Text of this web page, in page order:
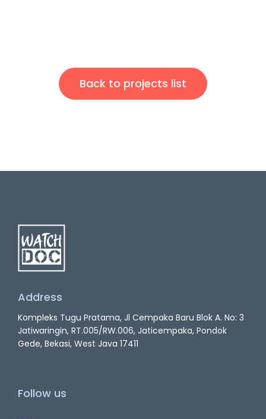
Back to projects list
Address
Kompleks Tugu Pratama, Jl Cempaka Baru Blok A. No: 3
Jatiwaringin, RT.005/RW.006, Jaticempaka, Pondok
Gede, Bekasi, West Java 17411
Follow us